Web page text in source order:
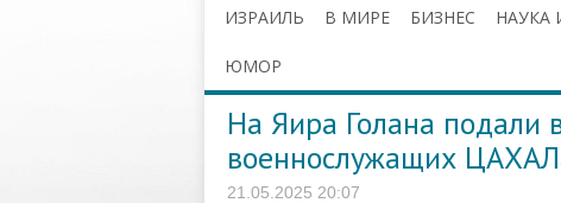
ИЗРАИЛЬ В МИРЕ БИЗНЕС НАУКА
ЮМОР
На Яира Голана подали
военнослужащих
21.05.2025 20:07